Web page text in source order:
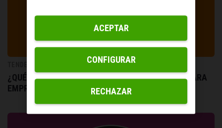
¿QUÉ ES Y CÓMO HACER UN PLAN DE NEGOCIOS PARA
EMPRENDEDORES?
RECHAZAR
ACEPTAR
CONFIGURAR